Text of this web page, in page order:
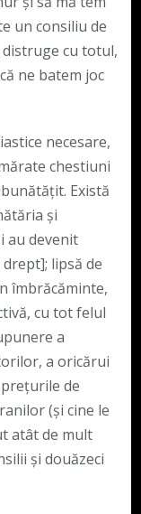
un consiliu de
cu totul,
ne batem joc
necesare,
chestiuni
Există
și
au devenit
lipsă de
îmbrăcăminte,
cu tot felul
a
a oricărui
de
(și cine le
atât de mult
și douăzeci